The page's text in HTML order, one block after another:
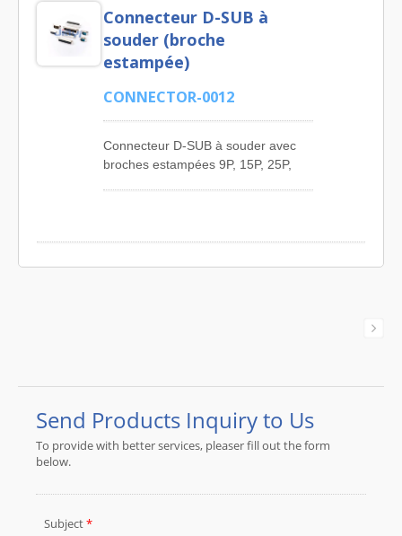
Connecteur D-SUB à
souder (broche
estampée)
CONNECTOR-0012
Connecteur D-SUB à souder avec
broches estampées 9P, 15P, 25P,